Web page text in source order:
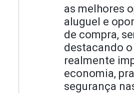
as melhores
aluguel e
de compra,
destacando o
realmente
economia,
segurança